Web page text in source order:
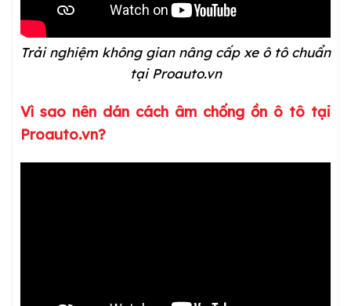
Trải nghiệm không gian nâng cấp xe ô tô chuẩn
tại Proauto.vn
Vì sao nên dán cách âm chống ồn ô tô tại
Proauto.vn?